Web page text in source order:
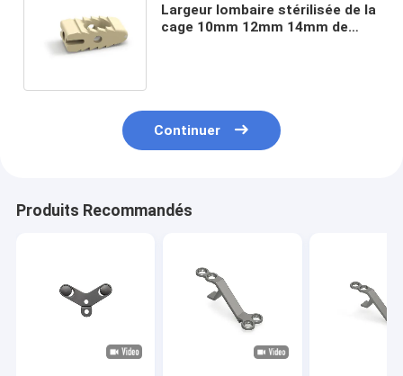
Largeur lombaire stérilisée de la
cage 10mm 12mm 14mm de
Continuer
Produits Recommandés